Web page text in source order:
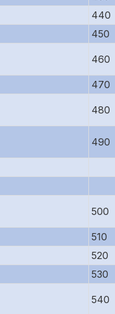
440
450
460
470
480
490
500
510
520
530
540